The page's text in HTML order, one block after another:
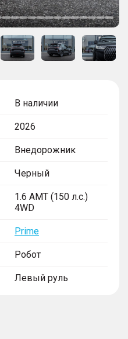
В наличии
2026
Внедорожник
Черный
1.6 AMT (150 л.с.)
4WD
Prime
Робот
Левый руль